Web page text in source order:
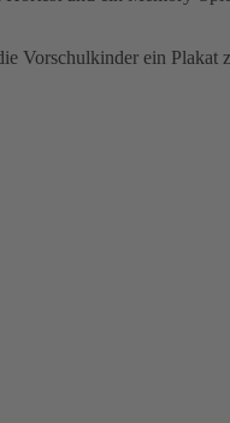
Vorschulkinder ein